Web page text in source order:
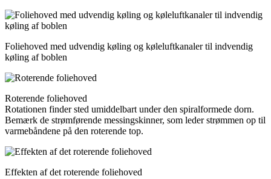
Foliehoved med udvendig køling og køleluftkanaler til indvendig
køling af boblen
Roterende foliehoved
Rotationen finder sted umiddelbart under den spiralformede dorn.
Bemærk de strømførende messing­skinner, som leder strømmen op til
varmebåndene på den roterende top.
Effekten af det roterende foliehoved